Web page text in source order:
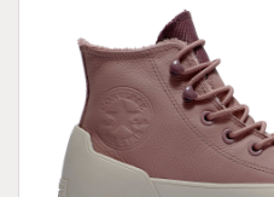
Autres marques